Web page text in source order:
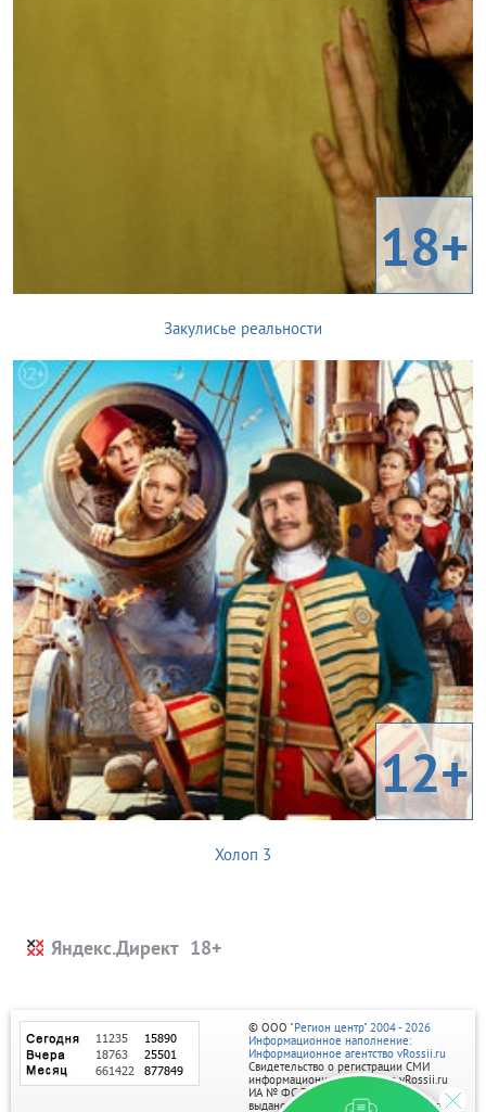
18+
Закулисье реальности
12+
Холоп 3
Яндекс.Директ
© ООО "Регион центр" 2004 - 2026
Информационное наполнение:
Информационное агентство vRossii.ru
Свидетельство о регистрации СМИ
информационного агентства vRossii.ru
ИА № ФС 77‑35502
выдано РОСКОМНАДЗОРом 04 марта